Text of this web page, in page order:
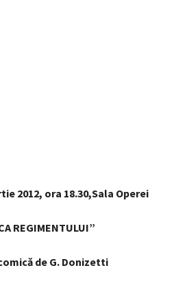
2012, ora 18.30,Sala Operei
REGIMENTULUI”
de G. Donizetti